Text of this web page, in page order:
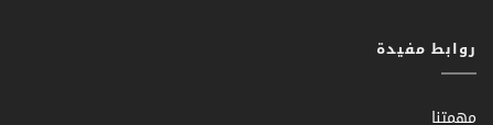
روابط مفيدة
مهمتنا